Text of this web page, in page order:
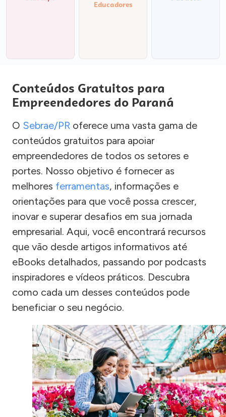
Educadores
Conteúdos Gratuitos para
Empreendedores do Paraná
O Sebrae/PR oferece uma vasta gama de
conteúdos gratuitos para apoiar
empreendedores de todos os setores e
portes. Nosso objetivo é fornecer as
melhores ferramentas, informações e
orientações para que você possa crescer,
inovar e superar desafios em sua jornada
empresarial. Aqui, você encontrará recursos
que vão desde artigos informativos até
eBooks detalhados, passando por podcasts
inspiradores e vídeos práticos. Descubra
como cada um desses conteúdos pode
beneficiar o seu negócio.